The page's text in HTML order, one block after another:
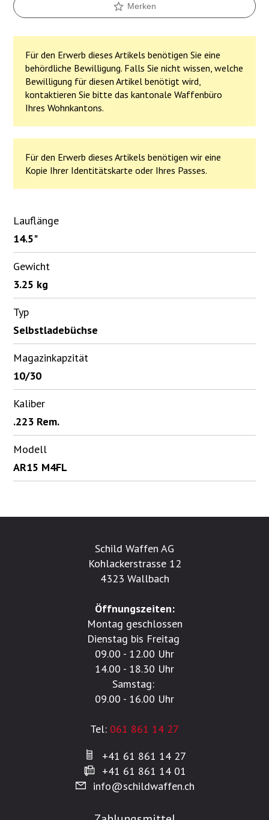
Merken
Für den Erwerb dieses Artikels benötigen Sie eine
behördliche Bewilligung. Falls Sie nicht wissen, welche
Bewilligung für diesen Artikel benötigt wird,
kontaktieren Sie bitte das kantonale Waffenbüro
Ihres Wohnkantons.
Für den Erwerb dieses Artikels benötigen wir eine
Kopie Ihrer Identitätskarte oder Ihres Passes.
Lauflänge
14.5"
Gewicht
3.25 kg
Typ
Selbstladebüchse
Magazinkapzität
10/30
Kaliber
.223 Rem.
Modell
AR15 M4FL
Schild Waffen AG
Kohlackerstrasse 12
4323 Wallbach
Öffnungszeiten:
Montag geschlossen
Dienstag bis Freitag
09.00 - 12.00 Uhr
14.00 - 18.30 Uhr
Samstag:
09.00 - 16.00 Uhr
Tel: 061 861 14 27
+41 61 861 14 27
+41 61 861 14 01
info@schildwaffen.ch